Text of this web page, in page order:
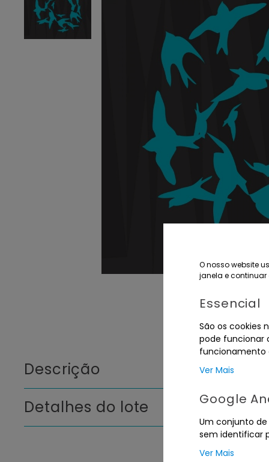
O nosso website
janela e continuar
Essencial
São os cookies
pode funcionar
funcionamento
Ver Mais
Google
Um conjunto
sem identificar
Ver Mais
Descrição
Detalhes do lote